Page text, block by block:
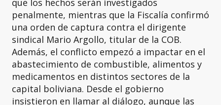
que los hechos serán investigados
penalmente, mientras que la Fiscalía confirmó
una orden de captura contra el dirigente
sindical Mario Argollo, titular de la COB.
Además, el conflicto empezó a impactar en el
abastecimiento de combustible, alimentos y
medicamentos en distintos sectores de la
capital boliviana. Desde el gobierno
insistieron en llamar al diálogo, aunque las